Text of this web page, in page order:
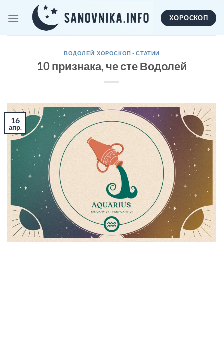
ХОРОСКОП
ВОДОЛЕЙ ,ХОРОСКОП - СТАТИИ
10 признака, че сте Водолей
16
апр.